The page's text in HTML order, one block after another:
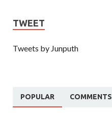
TWEET
Tweets by Junputh
POPULAR COMMENTS